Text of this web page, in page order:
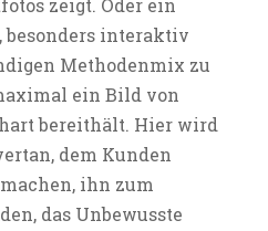
zeigt. Oder ein
besonders interaktiv
Methodenmix zu
ein Bild von
bereithält. Hier wird
dem Kunden
ihn zum
das Unbewusste